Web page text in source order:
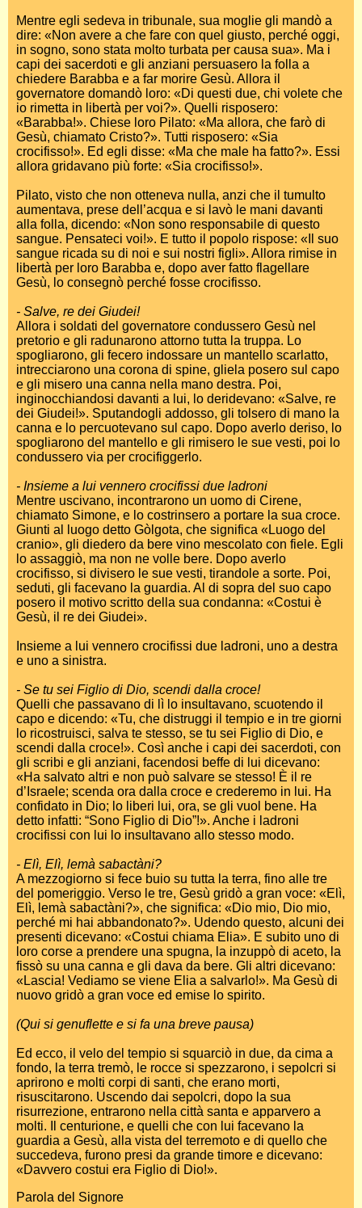
Mentre egli sedeva in tribunale, sua moglie gli mandò a
dire: «Non avere a che fare con quel giusto, perché oggi,
in sogno, sono stata molto turbata per causa sua». Ma i
capi dei sacerdoti e gli anziani persuasero la folla a
chiedere Barabba e a far morire Gesù. Allora il
governatore domandò loro: «Di questi due, chi volete che
io rimetta in libertà per voi?». Quelli risposero:
«Barabba!». Chiese loro Pilato: «Ma allora, che farò di
Gesù, chiamato Cristo?». Tutti risposero: «Sia
crocifisso!». Ed egli disse: «Ma che male ha fatto?». Essi
allora gridavano più forte: «Sia crocifisso!».
Pilato, visto che non otteneva nulla, anzi che il tumulto
aumentava, prese dell’acqua e si lavò le mani davanti
alla folla, dicendo: «Non sono responsabile di questo
sangue. Pensateci voi!». E tutto il popolo rispose: «Il suo
sangue ricada su di noi e sui nostri figli». Allora rimise in
libertà per loro Barabba e, dopo aver fatto flagellare
Gesù, lo consegnò perché fosse crocifisso.
- Salve, re dei Giudei!
Allora i soldati del governatore condussero Gesù nel
pretorio e gli radunarono attorno tutta la truppa. Lo
spogliarono, gli fecero indossare un mantello scarlatto,
intrecciarono una corona di spine, gliela posero sul capo
e gli misero una canna nella mano destra. Poi,
inginocchiandosi davanti a lui, lo deridevano: «Salve, re
dei Giudei!». Sputandogli addosso, gli tolsero di mano la
canna e lo percuotevano sul capo. Dopo averlo deriso, lo
spogliarono del mantello e gli rimisero le sue vesti, poi lo
condussero via per crocifiggerlo.
- Insieme a lui vennero crocifissi due ladroni
Mentre uscivano, incontrarono un uomo di Cirene,
chiamato Simone, e lo costrinsero a portare la sua croce.
Giunti al luogo detto Gòlgota, che significa «Luogo del
cranio», gli diedero da bere vino mescolato con fiele. Egli
lo assaggiò, ma non ne volle bere. Dopo averlo
crocifisso, si divisero le sue vesti, tirandole a sorte. Poi,
seduti, gli facevano la guardia. Al di sopra del suo capo
posero il motivo scritto della sua condanna: «Costui è
Gesù, il re dei Giudei».
Insieme a lui vennero crocifissi due ladroni, uno a destra
e uno a sinistra.
- Se tu sei Figlio di Dio, scendi dalla croce!
Quelli che passavano di lì lo insultavano, scuotendo il
capo e dicendo: «Tu, che distruggi il tempio e in tre giorni
lo ricostruisci, salva te stesso, se tu sei Figlio di Dio, e
scendi dalla croce!». Così anche i capi dei sacerdoti, con
gli scribi e gli anziani, facendosi beffe di lui dicevano:
«Ha salvato altri e non può salvare se stesso! È il re
d’Israele; scenda ora dalla croce e crederemo in lui. Ha
confidato in Dio; lo liberi lui, ora, se gli vuol bene. Ha
detto infatti: “Sono Figlio di Dio”!». Anche i ladroni
crocifissi con lui lo insultavano allo stesso modo.
- Elì, Elì, lemà sabactàni?
A mezzogiorno si fece buio su tutta la terra, fino alle tre
del pomeriggio. Verso le tre, Gesù gridò a gran voce: «Elì,
Elì, lemà sabactàni?», che significa: «Dio mio, Dio mio,
perché mi hai abbandonato?». Udendo questo, alcuni dei
presenti dicevano: «Costui chiama Elia». E subito uno di
loro corse a prendere una spugna, la inzuppò di aceto, la
fissò su una canna e gli dava da bere. Gli altri dicevano:
«Lascia! Vediamo se viene Elia a salvarlo!». Ma Gesù di
nuovo gridò a gran voce ed emise lo spirito.
(Qui si genuflette e si fa una breve pausa)
Ed ecco, il velo del tempio si squarciò in due, da cima a
fondo, la terra tremò, le rocce si spezzarono, i sepolcri si
aprirono e molti corpi di santi, che erano morti,
risuscitarono. Uscendo dai sepolcri, dopo la sua
risurrezione, entrarono nella città santa e apparvero a
molti. Il centurione, e quelli che con lui facevano la
guardia a Gesù, alla vista del terremoto e di quello che
succedeva, furono presi da grande timore e dicevano:
«Davvero costui era Figlio di Dio!».
Parola del Signore